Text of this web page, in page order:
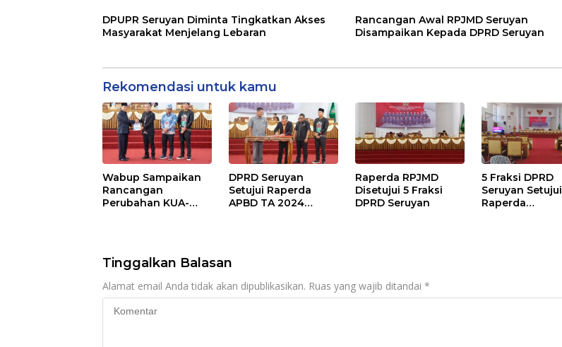
DPUPR Seruyan Diminta Tingkatkan Akses
Masyarakat Menjelang Lebaran
Rancangan Awal RPJMD Seruyan
Disampaikan Kepada DPRD Seruyan
Rekomendasi untuk kamu
Wabup Sampaikan
Rancangan
Perubahan KUA-
DPRD Seruyan
Setujui Raperda
APBD TA 2024
Raperda RPJMD
Disetujui 5 Fraksi
DPRD Seruyan
5 Fraksi DPRD
Seruyan Setujui
Raperda
Tinggalkan Balasan
Alamat email Anda tidak akan dipublikasikan. Ruas yang wajib ditandai *